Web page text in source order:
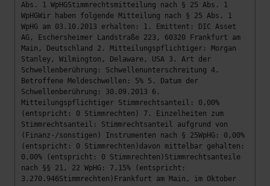
Abs. 1 WpHGStimmrechtsmitteilung nach § 25 Abs. 1
WpHGWir haben folgende Mitteilung nach § 25 Abs. 1
WpHG am 03.10.2013 erhalten: 1. Emittent: DIC Asset
AG, Eschersheimer Landstraße 223, 60320 Frankfurt am
Main, Deutschland 2. Mitteilungspflichtiger: Morgan
Stanley, Wilmington, Delaware, USA 3. Art der
Schwellenberührung: Schwellenunterschreitung 4.
Betroffene Meldeschwellen: 5% 5. Datum der
Schwellenberührung: 30.09.2013 6.
Mitteilungspflichtiger Stimmrechtsanteil: 0,00%
(entspricht: 0 Stimmrechten) 7. Einzelheiten zum
Stimmrechtsanteil: Stimmrechtsanteil aufgrund von
(Finanz-/sonstigen) Instrumenten nach § 25WpHG: 0,00%
(entspricht: 0 Stimmrechten)davon mittelbar gehalten:
0,00% (entspricht: 0 Stimmrechten)Stimmrechtsanteile
nach §§ 21, 22 WpHG: 7,15% (entspricht:
3.270.946Stimmrechten)Frankfurt am Main, im Oktober